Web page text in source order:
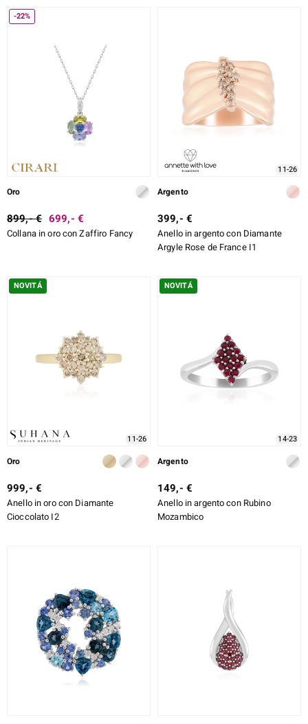
de Melo
TIPO DI METALLO
TAGLIO ESATTO
-22%
Oro
899,- € 699,- €
Collana in oro con Zaffiro Fancy
11-26
Argento
399,- €
Anello in argento con Diamante
Argyle Rose de France I1
NOVITÁ
11-26
Oro
999,- €
Anello in oro con Diamante
Cioccolato I2
NOVITÁ
14-23
Argento
149,- €
Anello in argento con Rubino
Mozambico